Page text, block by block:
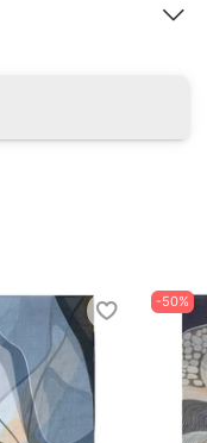
-50%